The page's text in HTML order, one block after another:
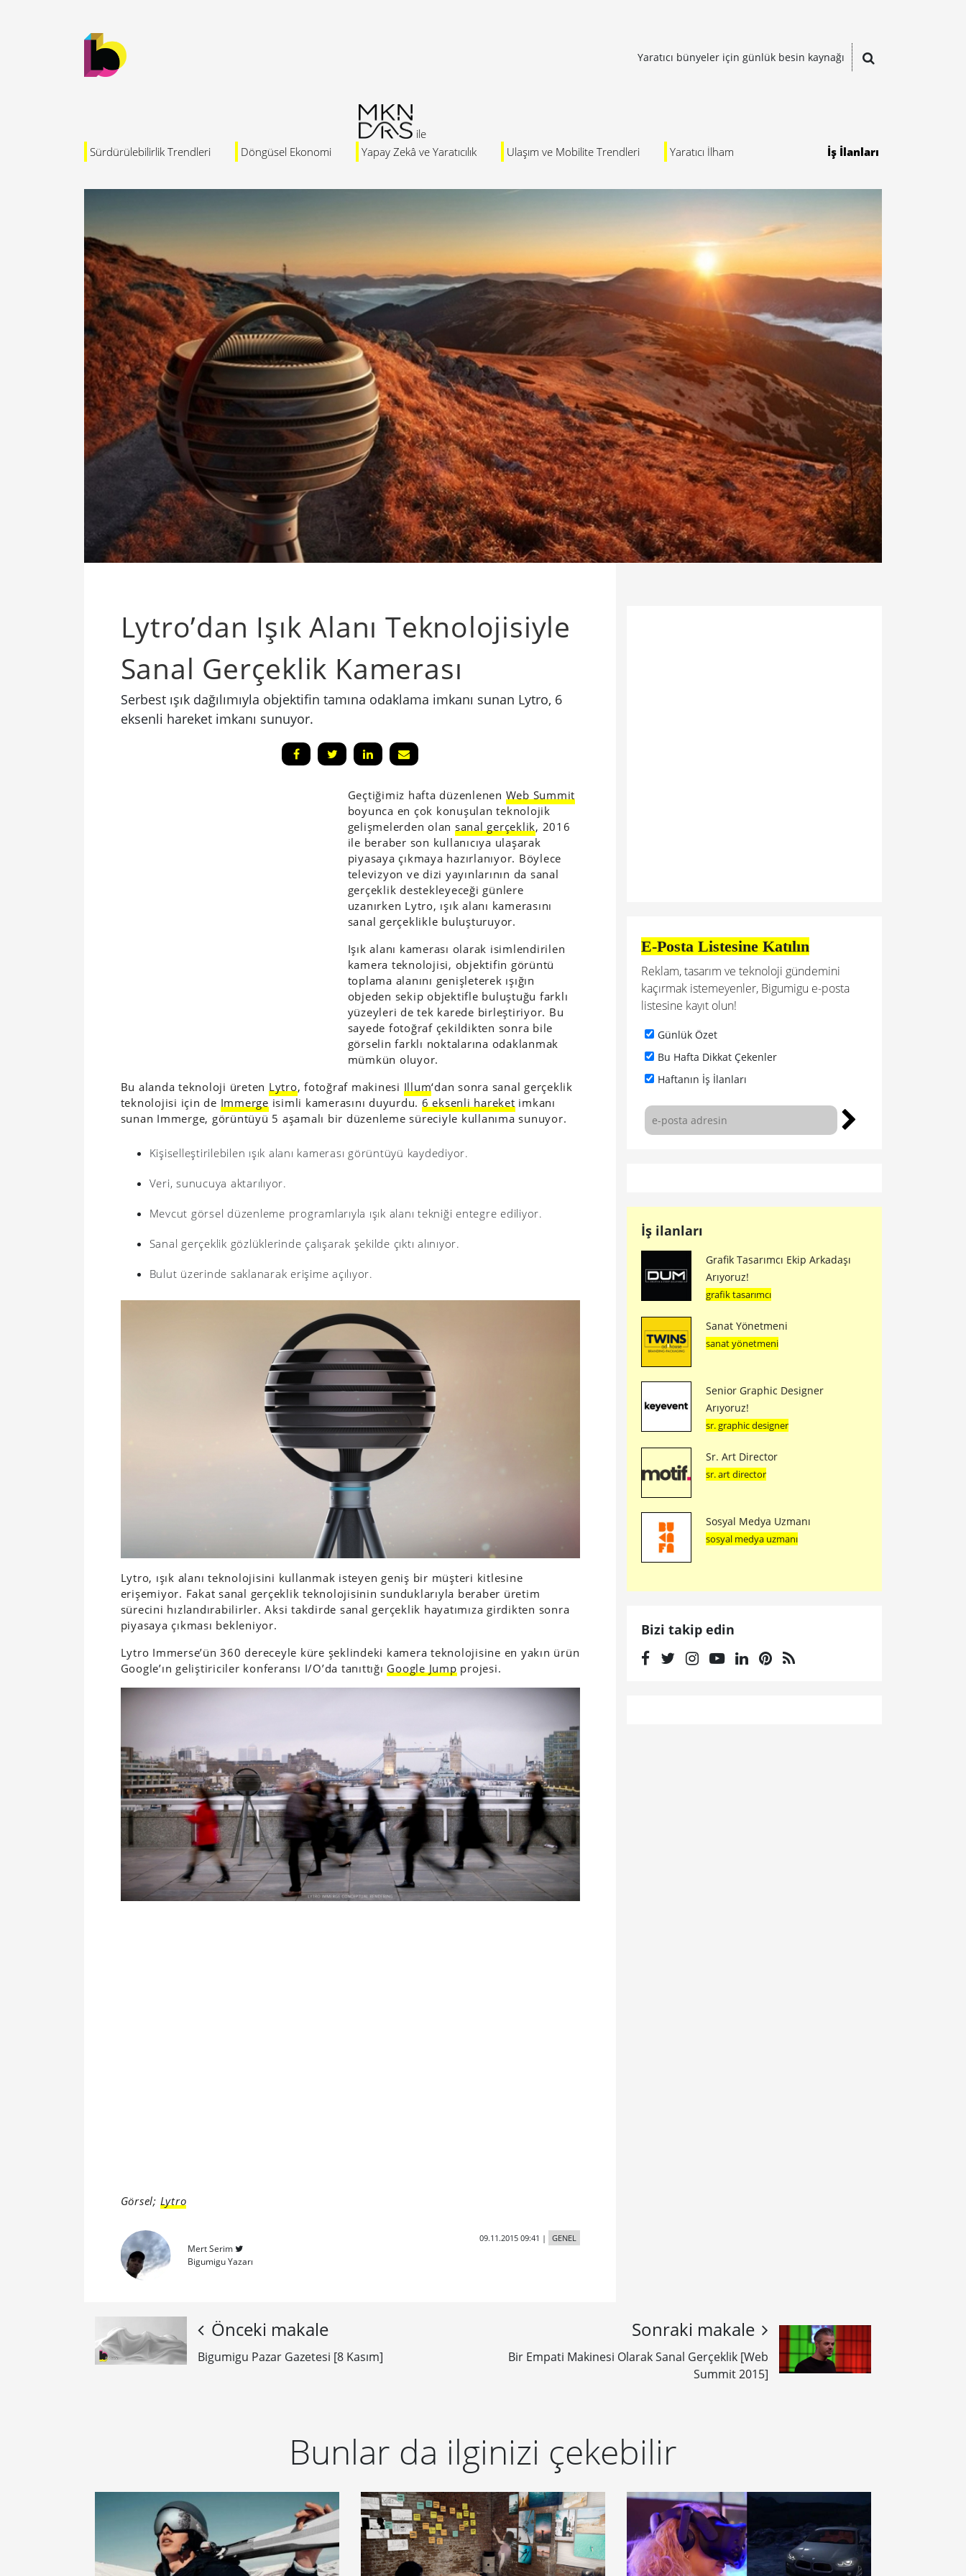
Yaratıcı bünyeler için günlük besin kaynağı
Sürdürülebilirlik Trendleri Döngüsel Ekonomi Yapay Zekâ ve Yaratıcılık Ulaşım ve Mobilite Trendleri Yaratıcı İlham İş İlanları
Lytro’dan Işık Alanı Teknolojisiyle
Sanal Gerçeklik Kamerası
Serbest ışık dağılımıyla objektifin tamına odaklama imkanı sunan Lytro, 6
eksenli hareket imkanı sunuyor.
Geçtiğimiz hafta düzenlenen Web Summit
boyunca en çok konuşulan teknolojik
gelişmelerden olan sanal gerçeklik, 2016
ile beraber son kullanıcıya ulaşarak
piyasaya çıkmaya hazırlanıyor. Böylece
televizyon ve dizi yayınlarının da sanal
gerçeklik destekleyeceği günlere
uzanırken Lytro, ışık alanı kamerasını
sanal gerçeklikle buluşturuyor.
Işık alanı kamerası olarak isimlendirilen
kamera teknolojisi, objektifin görüntü
toplama alanını genişleterek ışığın
objeden sekip objektifle buluştuğu farklı
yüzeyleri de tek karede birleştiriyor. Bu
sayede fotoğraf çekildikten sonra bile
görselin farklı noktalarına odaklanmak
mümkün oluyor.
Bu alanda teknoloji üreten Lytro, fotoğraf makinesi Illum‘dan sonra sanal gerçeklik
teknolojisi için de Immerge isimli kamerasını duyurdu. 6 eksenli hareket imkanı
sunan Immerge, görüntüyü 5 aşamalı bir düzenleme süreciyle kullanıma sunuyor.
Kişiselleştirilebilen ışık alanı kamerası görüntüyü kaydediyor.
Veri, sunucuya aktarılıyor.
Mevcut görsel düzenleme programlarıyla ışık alanı tekniği entegre ediliyor.
Sanal gerçeklik gözlüklerinde çalışarak şekilde çıktı alınıyor.
Bulut üzerinde saklanarak erişime açılıyor.
Lytro, ışık alanı teknolojisini kullanmak isteyen geniş bir müşteri kitlesine
erişemiyor. Fakat sanal gerçeklik teknolojisinin sunduklarıyla beraber üretim
sürecini hızlandırabilirler. Aksi takdirde sanal gerçeklik hayatımıza girdikten sonra
piyasaya çıkması bekleniyor.
Lytro Immerse’ün 360 dereceyle küre şeklindeki kamera teknolojisine en yakın ürün
Google’ın geliştiriciler konferansı I/O’da tanıttığı Google Jump projesi.
Görsel; Lytro
Mert Serim
Bigumigu Yazarı
09.11.2015 09:41 | GENEL
E-Posta Listesine Katılın
Reklam, tasarım ve teknoloji gündemini
kaçırmak istemeyenler, Bigumigu e-posta
listesine kayıt olun!
Günlük Özet
Bu Hafta Dikkat Çekenler
Haftanın İş İlanları
İş ilanları
Grafik Tasarımcı Ekip Arkadaşı
Arıyoruz!
grafik tasarımcı
Sanat Yönetmeni
sanat yönetmeni
Senior Graphic Designer
Arıyoruz!
sr. graphic designer
Sr. Art Director
sr. art director
Sosyal Medya Uzmanı
sosyal medya uzmanı
Bizi takip edin
Önceki makale
Bigumigu Pazar Gazetesi [8 Kasım]
Sonraki makale
Bir Empati Makinesi Olarak Sanal Gerçeklik [Web
Summit 2015]
Bunlar da ilginizi çekebilir